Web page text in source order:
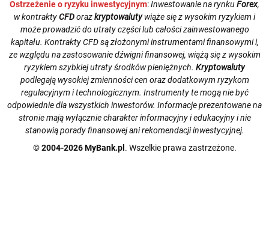
Ostrzeżenie o ryzyku inwestycyjnym:Inwestowanie na rynkuForex,
w kontraktyCFDorazkryptowalutywiąże się z wysokim ryzykiem i
może prowadzić do utraty części lub całości zainwestowanego
kapitału. Kontrakty CFD są złożonymi instrumentami finansowymi i,
ze względu na zastosowanie dźwigni finansowej, wiążą się z wysokim
ryzykiem szybkiej utraty środków pieniężnych. Kryptowaluty
podlegają wysokiej zmienności cen oraz dodatkowym ryzykom
regulacyjnym i technologicznym. Instrumenty te mogą nie być
odpowiednie dla wszystkich inwestorów. Informacje prezentowane na
stronie mają wyłącznie charakter informacyjny i edukacyjny i nie
stanowią porady finansowej ani rekomendacji inwestycyjnej.
© 2004-2026 MyBank.pl . Wszelkie prawa zastrzeżone.